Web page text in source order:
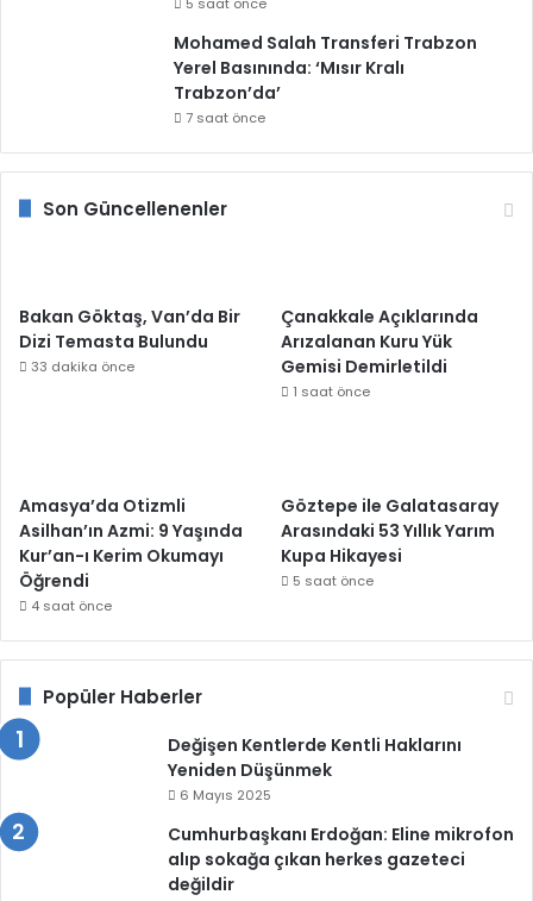
Mohamed Salah Transferi Trabzon
Yerel Basınında: ‘Mısır Kralı
Trabzon’da’
7 saat önce
Son Güncellenenler
Bakan Göktaş, Van’da Bir
Dizi Temasta Bulundu
33 dakika önce
Çanakkale Açıklarında
Arızalanan Kuru Yük
Gemisi Demirletildi
1 saat önce
Amasya’da Otizmli
Asilhan’ın Azmi: 9 Yaşında
Kur’an-ı Kerim Okumayı
Öğrendi
4 saat önce
Göztepe ile Galatasaray
Arasındaki 53 Yıllık Yarım
Kupa Hikayesi
5 saat önce
Popüler Haberler
Değişen Kentlerde Kentli Haklarını
Yeniden Düşünmek
6 Mayıs 2025
Cumhurbaşkanı Erdoğan: Eline mikrofon
alıp sokağa çıkan herkes gazeteci
değildir